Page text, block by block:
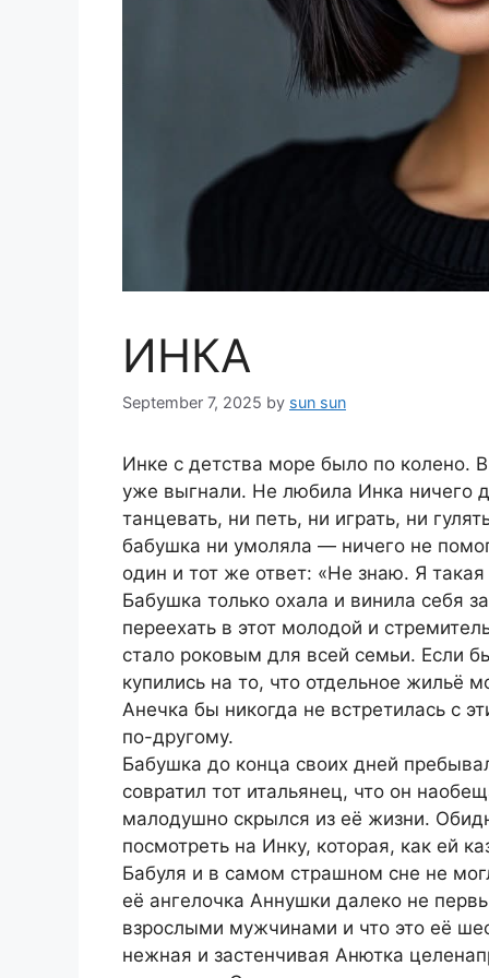
ИНКА
September 7, 2025 by sun sun
Инке с детства море было по колено.
уже выгнали. Не любила Инка ничего
танцевать, ни петь, ни играть, ни
бабушка ни умоляла — ничего не
один и тот же ответ: «Не знаю. Я такая
Бабушка только охала и винила себя
переехать в этот молодой и
стало роковым для всей семьи. Если
купились на то, что отдельное жильё
Анечка бы никогда не встретилась с
по-другому.
Бабушка до конца своих дней
совратил тот итальянец, что он
малодушно скрылся из её жизни.
посмотреть на Инку, которая, как ей
Бабуля и в самом страшном сне не
её ангелочка Аннушки далеко не
взрослыми мужчинами и что это её
нежная и застенчивая Анютка